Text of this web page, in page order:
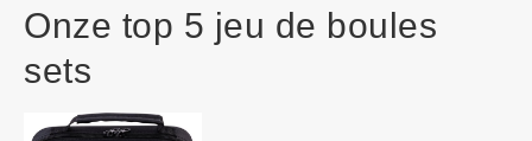
Onze top 5 jeu de boules
sets